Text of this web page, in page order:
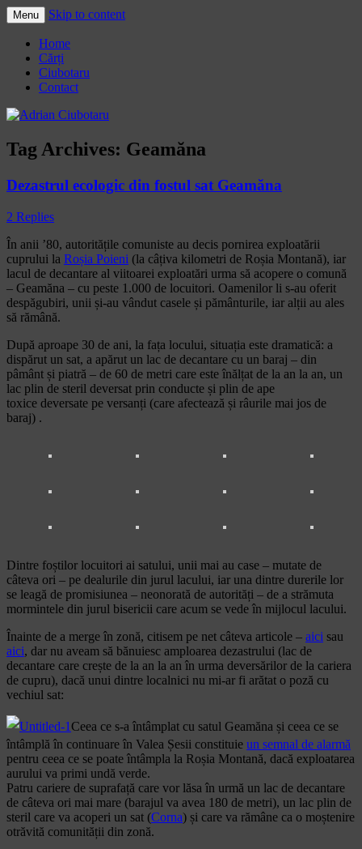
Adrian Ciubotaru
Menu Skip to content
Home
Cărți
Ciubotaru
Contact
Tag Archives: Geamăna
Dezastrul ecologic din fostul sat Geamăna
2 Replies
În anii ’80, autoritățile comuniste au decis pornirea exploatării
cuprului la Roșia Poieni (la câțiva kilometri de Roșia Montană), iar
lacul de decantare al viitoarei exploatări urma să acopere o comună
– Geamăna – cu peste 1.000 de locuitori. Oamenilor li s-au oferit
despăgubiri, unii și-au vândut casele și pământurile, iar alții au ales
să rămână.
După aproape 30 de ani, la fața locului, situația este dramatică: a
dispărut un sat, a apărut un lac de decantare cu un baraj – din
pâmânt și piatră – de 60 de metri care este înălțat de la an la an, un
lac plin de steril deversat prin conducte și plin de ape
toxice deversate pe versanți (care afectează și râurile mai jos de
baraj) .
Dintre foștilor locuitori ai satului, unii mai au case – mutate de
câteva ori – pe dealurile din jurul lacului, iar una dintre durerile lor
se leagă de promisiunea – neonorată de autorități – de a strămuta
mormintele din jurul bisericii care acum se vede în mijlocul lacului.
Înainte de a merge în zonă, citisem pe net câteva articole – aici sau
aici, dar nu aveam să bănuiesc amploarea dezastrului (lac de
decantare care crește de la an la an în urma deversărilor de la cariera
de cupru), dacă unui dintre localnici nu mi-ar fi arătat o poză cu
vechiul sat:
Ceea ce s-a întâmplat cu satul Geamăna și ceea ce se
întâmplă în continuare în Valea Șesii constituie un semnal de alarmă
pentru ceea ce se poate întâmpla la Roșia Montană, dacă exploatarea
aurului va primi undă verde.
Patru cariere de suprafață care vor lăsa în urmă un lac de decantare
de câteva ori mai mare (barajul va avea 180 de metri), un lac plin de
steril care va acoperi un sat (Corna) și care va rămâne ca o moștenire
otrăvită comunității din zonă.